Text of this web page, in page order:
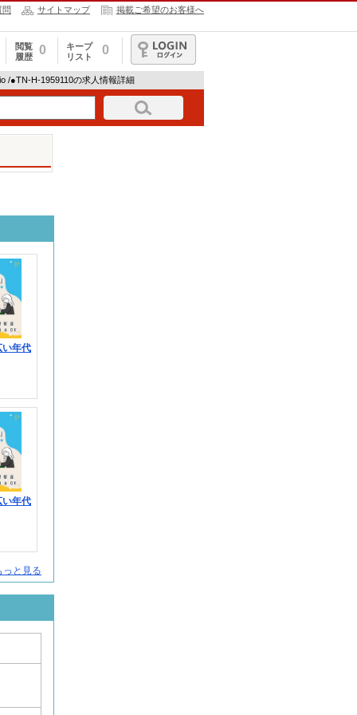
問 サイトマップ 掲載ご希望のお客様へ
閲覧
履歴
0
キープ
リスト
0
ログイン
/●TN-H-1959110の求人情報詳細
年代
年代
と見る